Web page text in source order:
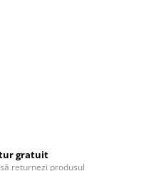
gratuit
returnezi produsul